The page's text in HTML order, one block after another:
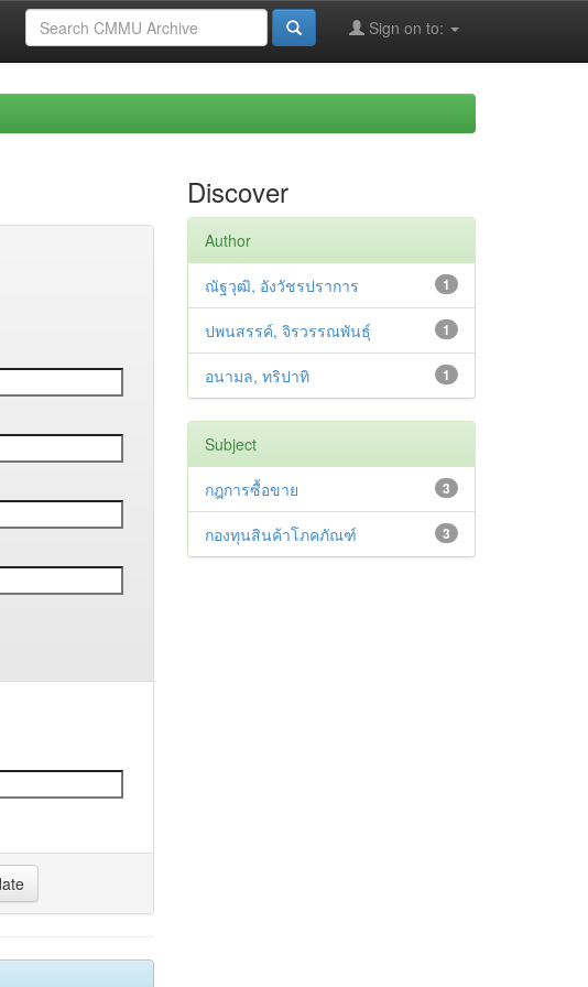
Sign on to:
Discover
Author
1
ณัฐวุฒิ, อังวัชรปราการ
1
ปพนสรรค์, จิรวรรณพันธุ์
1
อนามล, ทริปาทิ
Subject
3
กฎการซื้อขาย
3
กองทุนสินค้าโภคภัณฑ์